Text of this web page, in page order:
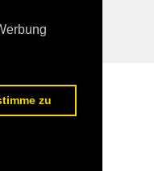
| Kontakt
zu